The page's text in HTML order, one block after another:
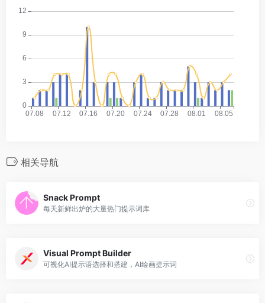
相关导航
Snack Prompt
每天新鲜出炉的大量热门提示词库
Visual Prompt Builder
可视化AI提示语选择和搭建，AI绘画提示词